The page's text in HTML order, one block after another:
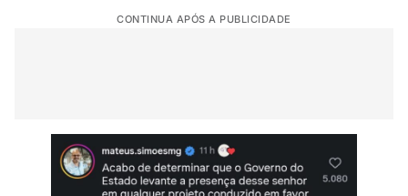
CONTINUA APÓS A PUBLICIDADE